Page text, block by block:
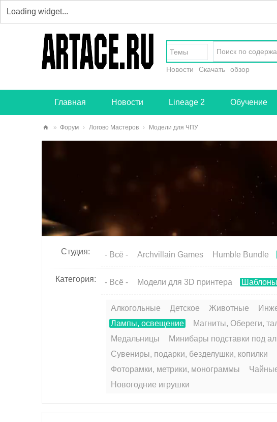
Темы
Новости Скачать обзор
Главная Новости Lineage 2 Обучение
art
ор
» Форум › Логово Мастеров › Модели для ЧПУ
Студия: - Всё - Archvillain Games Humble Bundle
Категория: - Всё - Модели для 3D принтера
Алкогольные Детское Животные
Лампы, освещение
Магниты, Обереги,
Медальницы
Минибары подставки под
Сувениры, подарки, безделушки, копилки
Фоторамки, метрики, монограммы
Новогодние игрушки